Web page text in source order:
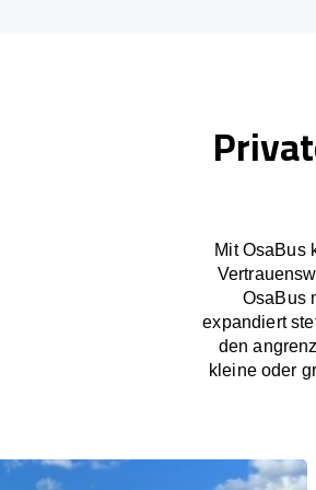
Mit OsaBus
OsaBus
expandiert
den
kleine oder